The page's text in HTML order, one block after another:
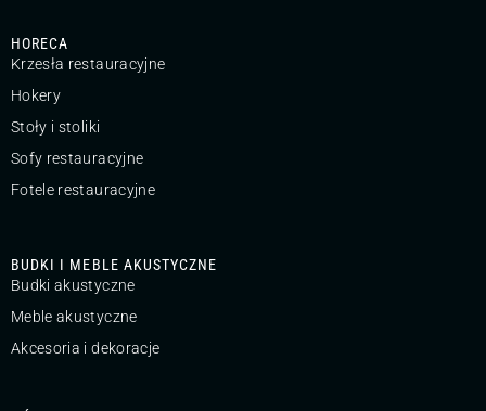
HORECA
Krzesła restauracyjne
Hokery
Stoły i stoliki
Sofy restauracyjne
Fotele restauracyjne
BUDKI I MEBLE AKUSTYCZNE
Budki akustyczne
Meble akustyczne
Akcesoria i dekoracje